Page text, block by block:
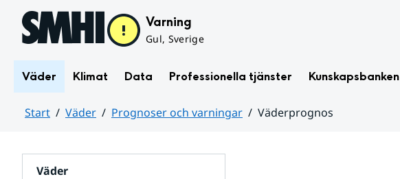
Hoppa till sidans innehåll Varning
Gul, Sverige
Väder Klimat Data Professionella tjänster Kunskapsbanken
Start Väder Prognoser och varningar
Väderprognos
Väder
för
varningar